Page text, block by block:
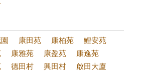
康田苑 康柏苑
鯉安苑
康雅苑 康盈苑
康逸苑
德田村 興田村
啟田大廈